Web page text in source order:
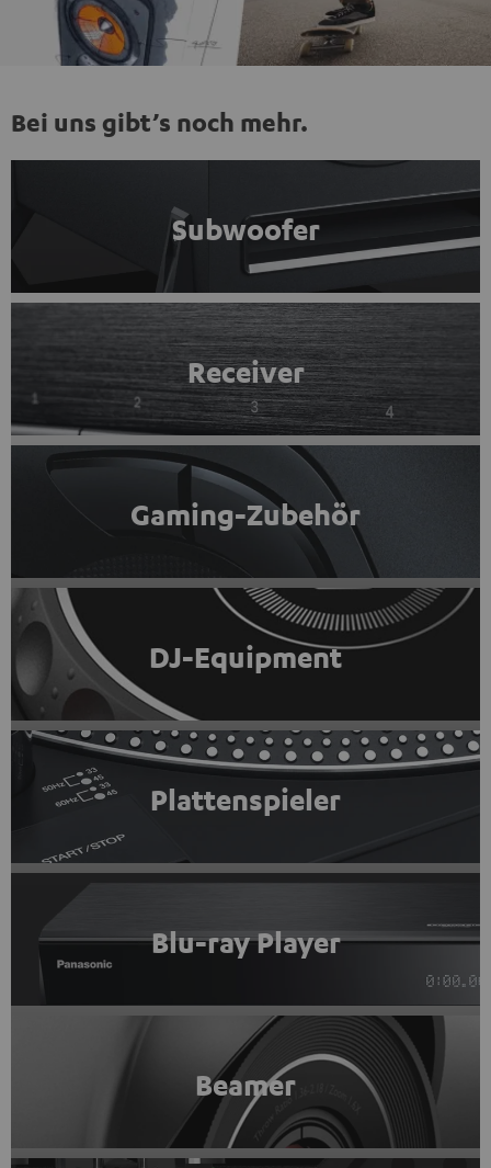
Bei uns gibt’s noch mehr.
Subwoofer
Receiver
Gaming-Zubehör
DJ-Equipment
Plattenspieler
Blu-ray Player
Beamer